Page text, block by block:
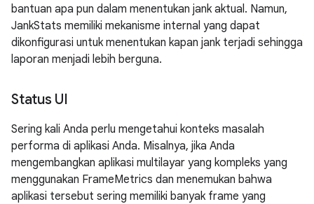
bantuan apa pun dalam menentukan jank aktual. Namun,
JankStats memiliki mekanisme internal yang dapat
dikonfigurasi untuk menentukan kapan jank terjadi sehingga
laporan menjadi lebih berguna.
Status UI
Sering kali Anda perlu mengetahui konteks masalah
performa di aplikasi Anda. Misalnya, jika Anda
mengembangkan aplikasi multilayar yang kompleks yang
menggunakan FrameMetrics dan menemukan bahwa
aplikasi tersebut sering memiliki banyak frame yang